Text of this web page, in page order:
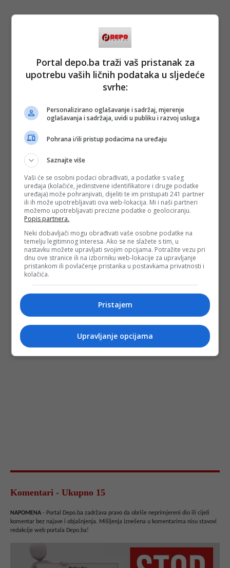
Komentari - Ukupno 15
NAPOMENA - Portal Depo.ba zadržava pravo da obriše neprimjereni dio ili cijeli
komentar bez najave i objašnjenja. Mišljenja iznešena u komentarima nisu stavovi
redakcije web portala Depo.ba!
Portal depo.ba traži vaš pristanak za
upotrebu vaših ličnih podataka u sljedeće
svrhe:
Personalizirano oglašavanje i sadržaj, mjerenje
oglašavanja i sadržaja, uvidi u publiku i razvoj usluga
Pohrana i/ili pristup podacima na uređaju
Saznajte više
Vaši će se osobni podaci obrađivati, a podatke s vašeg
uređaja (kolačiće, jedinstvene identifikatore i druge podatke
uređaja) može pohranjivati, dijeliti te im pristupati 241 partner
ili ih može upotrebljavati ova web-lokacija. Mi i naši partneri
možemo upotrebljavati precizne podatke o geolociranju.
Popis partnera.
Neki dobavljači mogu obrađivati vaše osobne podatke na
temelju legitimnog interesa. Ako se ne slažete s tim, u
nastavku možete upravljati svojim opcijama. Potražite vezu pri
dnu ove stranice ili na izborniku web-lokacije za upravljanje
pristankom ili povlačenje pristanka u postavkama privatnosti i
kolačića.
Pristajem
Upravljanje opcijama